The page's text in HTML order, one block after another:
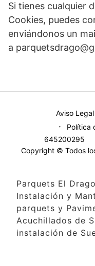
Si tienes cualquier
Cookies, puedes
enviándonos un
a
Aviso Legal
Política
645200295
Copyright © Todos
Parquets El
Instalación y
parquets y
Acuchillados de
instalación de